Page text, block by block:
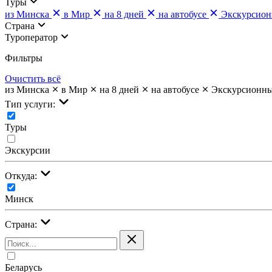
из Минска
в Мир на 8 дней на автобусе
Страна
Туроператор
Фильтры
Очистить всё
из Минска
в Мир на 8 дней на автобусе
Тип услуги:
Туры
Экскурсии
Откуда:
Минск
Страна:
Беларусь